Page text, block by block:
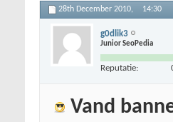
28th December 2010, 14:30
g0dlik3
Junior SeoPedia
Reputatie:
Vand